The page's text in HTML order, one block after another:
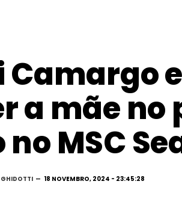
Camargo
a mãe
MSC
18 NOVEMBRO, 2024 - 23:45:28